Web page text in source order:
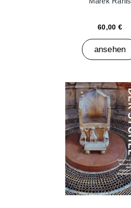
60,00 €
ansehen